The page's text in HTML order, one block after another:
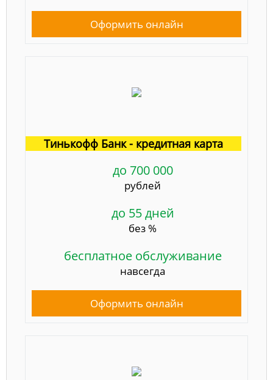
Оформить онлайн
Тинькофф Банк - кредитная карта
до 700 000
рублей
до 55 дней
без %
бесплатное обслуживание
навсегда
Оформить онлайн